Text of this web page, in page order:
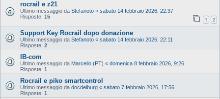
rocrail e z21
Ultimo messaggio da Stefanoto « sabato 14 febbraio 2026, 22:37
Risposte: 15 1 2
Support Key Rocrail dopo donazione
Ultimo messaggio da Stefanoto « sabato 14 febbraio 2026, 22:11
Risposte: 2
IB-com
Ultimo messaggio da Marcello (PT) « domenica 8 febbraio 2026, 9:26
Risposte: 1
Rocrail e piko smartcontrol
Ultimo messaggio da docdelburg « sabato 7 febbraio 2026, 17:56
Risposte: 1